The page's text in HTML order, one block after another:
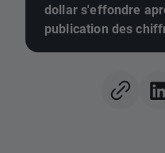
dollar s'effondre
publication des